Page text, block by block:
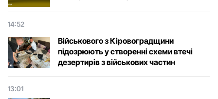
14:52
Військового з Кіровоградщини
підозрюють у створенні схеми втечі
дезертирів з військових частин
13:01